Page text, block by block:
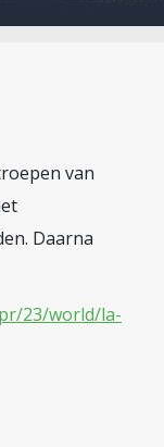
van
Daarna
23/world/la-